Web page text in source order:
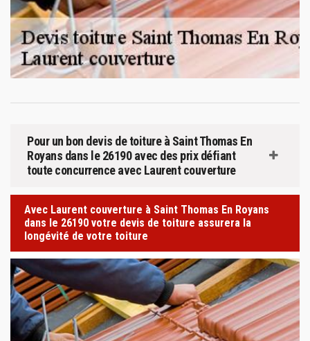
Pour un bon devis de toiture à Saint Thomas En
Royans dans le 26190 avec des prix défiant
toute concurrence avec Laurent couverture
Avec Laurent couverture à Saint Thomas En Royans
dans le 26190 votre devis de toiture assurera la
longévité de votre toiture